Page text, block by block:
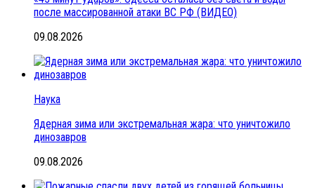
после массированной атаки ВС РФ (ВИДЕО)
09.08.2026
Наука
Ядерная зима или экстремальная жара: что уничтожило
динозавров
09.08.2026